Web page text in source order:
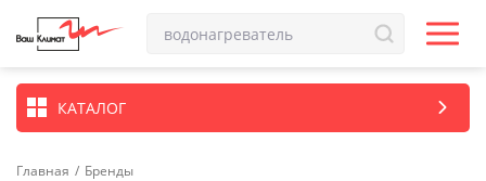
КАТАЛОГ
Главная / Бренды